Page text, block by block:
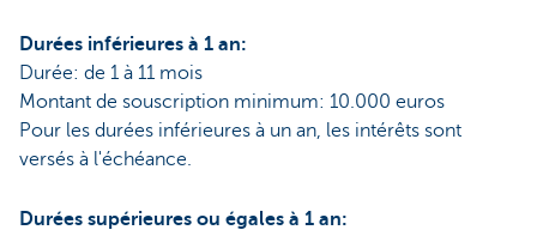
Durées inférieures à 1 an:
Durée: de 1 à 11 mois
Montant de souscription minimum: 10.000 euros
Pour les durées inférieures à un an, les intérêts sont
versés à l'échéance.
Durées supérieures ou égales à 1 an: